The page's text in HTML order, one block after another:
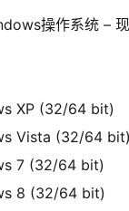
操作系统 –
XP (32/64 bit)
Vista (32/64 bit)
7 (32/64 bit)
8 (32/64 bit)